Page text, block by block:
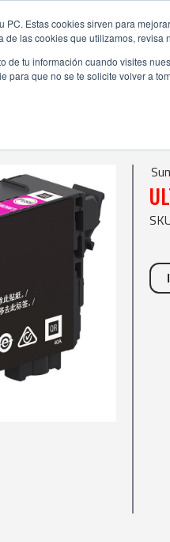
PC. Estas cookies sirven para
de las cookies que utilizamos, revisa
de tu información cuando visites
para que no se te solicite volver a